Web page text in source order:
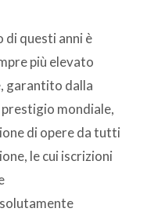
di questi anni è
più elevato
garantito dalla
mondiale,
di opere da tutti
le cui iscrizioni